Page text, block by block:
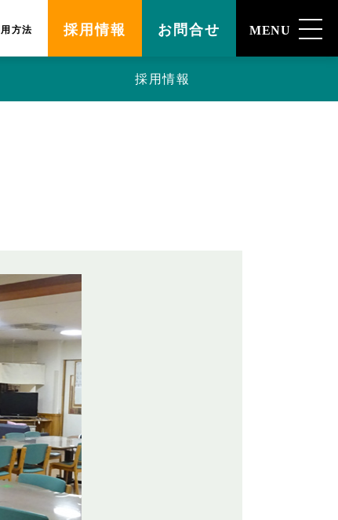
MENU
方法 採用情報 お問合せ
採用情報